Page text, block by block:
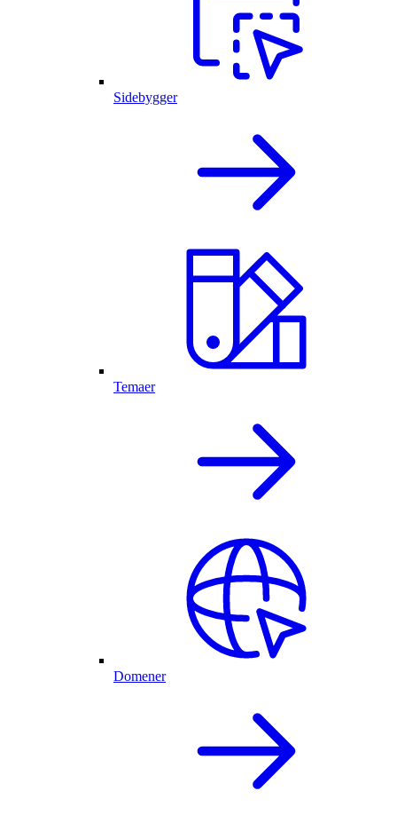
Sidebygger
Temaer
Domener